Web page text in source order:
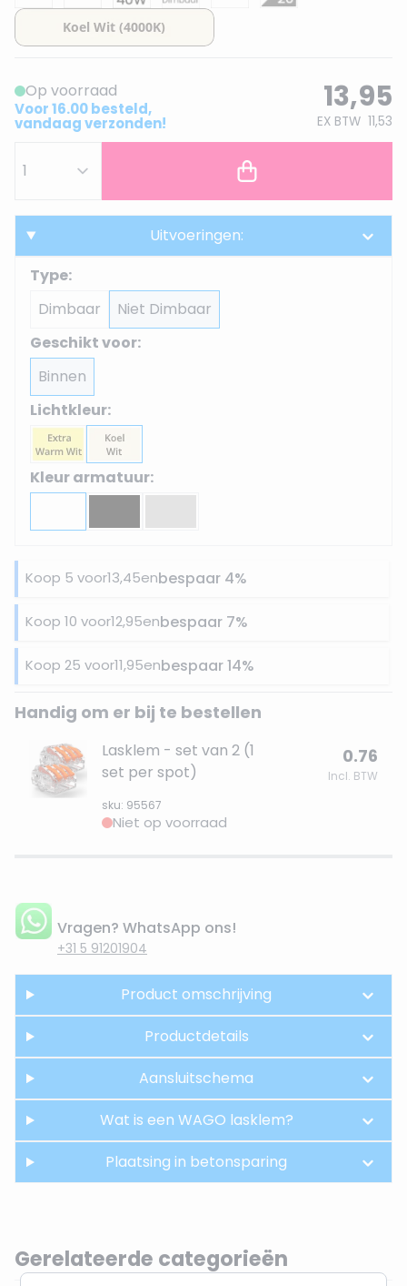
Op voorraad
Voor 16.00 besteld,
vandaag verzonden!
13,95
EX BTW 11,53
Uitvoeringen:
Type:
Dimbaar
Niet Dimbaar
Geschikt voor:
Binnen
Lichtkleur:
Kleur armatuur:
Koop 5 voor13,45enbespaar 4%
Koop 10 voor12,95enbespaar 7%
Koop 25 voor11,95enbespaar14%
Handig om er bij te bestellen
Lasklem - set van 2 (1
set per spot)
sku: 95567
0.76
Incl. BTW
Niet op voorraad
Vragen? WhatsApp ons!
+31 5 91201904
Product omschrijving
Productdetails
Aansluitschema
Wat is een WAGO lasklem?
Plaatsing in betonsparing
Gerelateerde categorieën